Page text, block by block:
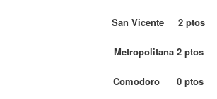
San Vicente 2 ptos
Metropolitana 2 ptos
Comodoro 0 ptos